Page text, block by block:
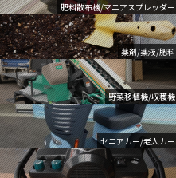
肥料散布機/マニアスプレッダー
薬剤/薬液/肥料
野菜移植機/収穫機
セニアカー/老人カー